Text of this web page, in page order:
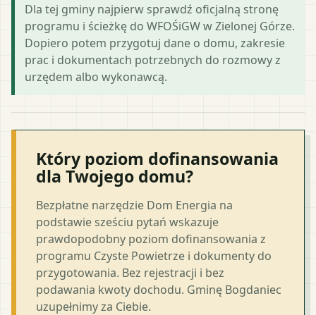
Dla tej gminy najpierw sprawdź oficjalną stronę
programu i ścieżkę do WFOŚiGW w Zielonej Górze.
Dopiero potem przygotuj dane o domu, zakresie
prac i dokumentach potrzebnych do rozmowy z
urzędem albo wykonawcą.
Który poziom dofinansowania
dla Twojego domu?
Bezpłatne narzędzie Dom Energia na
podstawie sześciu pytań wskazuje
prawdopodobny poziom dofinansowania z
programu Czyste Powietrze i dokumenty do
przygotowania. Bez rejestracji i bez
podawania kwoty dochodu. Gminę Bogdaniec
uzupełnimy za Ciebie.